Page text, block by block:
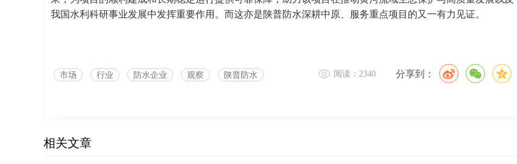
我国水利科研事业发展中发挥重要作用。而这亦是陕普防水深耕中原、服务重点项目的又一有力见证。
市场 行业 防水企业 观察 陕普防水 阅读：2340 分享到：
相关文章